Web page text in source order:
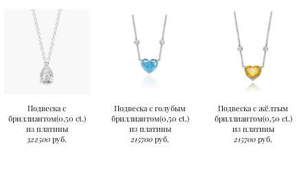
Подвеска с
бриллиантом(0,50 ct.)
из платины
322500 руб.
Подвеска с голубым
бриллиантом(0,50 ct.)
из платины
215700 руб.
Подвеска с жёлтым
бриллиантом(0,50 ct.)
из платины
215700 руб.